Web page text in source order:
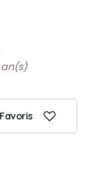
an(s)
Favoris